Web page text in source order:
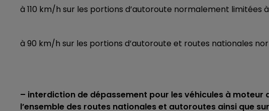
à 110 km/h sur les portions d’autoroute normalement limitées
à 90 km/h sur les portions d’autoroute et routes nationales
– interdiction de dépassement pour les véhicules à moteur
l’ensemble des routes nationales et autoroutes ainsi que